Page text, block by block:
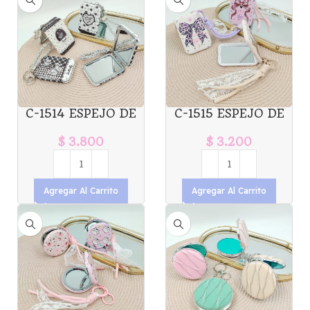
C-1514 ESPEJO DE
X1U.
$ 3.800
Agregar Al Carrito
C-1515 ESPEJO DE
X1U.
$ 3.200
Agregar Al Carrito